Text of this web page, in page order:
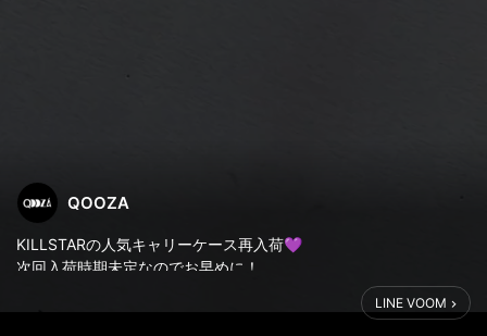
QOOZA
KILLSTARの人気キャリーケース再入荷💜
次回入荷時期未定なのでお早めに！
#QOOZA #ファッション #KILLSTAR #キャリーケース
LINE VOOM